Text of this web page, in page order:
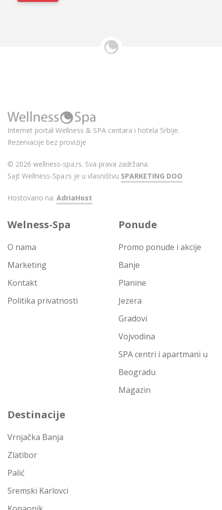
Internet portal Wellness & SPA centara i hotela Srbije.
Rezervacije bez provizije
© 2026 wellness-spa.rs. Sva prava zadržana.
Sajt Wellness-Spa.rs je u vlasništvu SPARKETING DOO
Hostovano na: AdriaHost
Welness-Spa
O nama
Marketing
Kontakt
Politika privatnosti
Ponude
Promo ponude i akcije
Banje
Planine
Jezera
Gradovi
Vojvodina
SPA centri i apartmani u
Beogradu
Magazin
Destinacije
Vrnjačka Banja
Zlatibor
Palić
Sremski Karlovci